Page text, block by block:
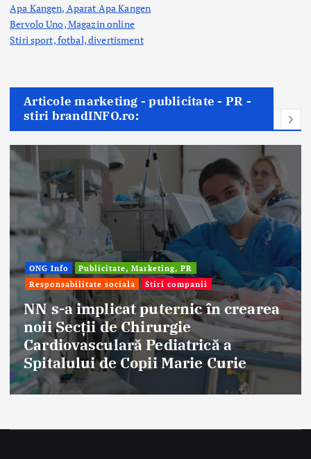
Apa Kangen, Aparat Apa Kangen
Bervolo Uno, Magazin online
Stiri sport, fotbal,divertisment
Articole marketing - publicitate - PR -
stiri brandINFO.ro:
Afaceri & Economie
Publicitate, Marketing, PR
Stiri companii
Eternal Beauty, fondată la
aniversat 30 de ani în industria
frumuseții